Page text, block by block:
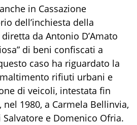
in Cassazione
dell’inchiesta della
da Antonio D’Amato
di beni confiscati a
caso ha riguardato la
rifiuti urbani e
di veicoli, intestata fin
1980, a Carmela Bellinvia,
e Domenico Ofria.